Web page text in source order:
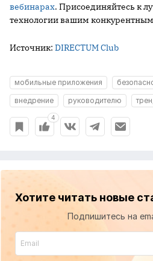
вебинарах. Присоединяйтесь к
технологии вашим
Источник: DIRECTUM Club
мобильные приложения
внедрение
руководителю
4
Хотите читать новые
Подпишитесь на